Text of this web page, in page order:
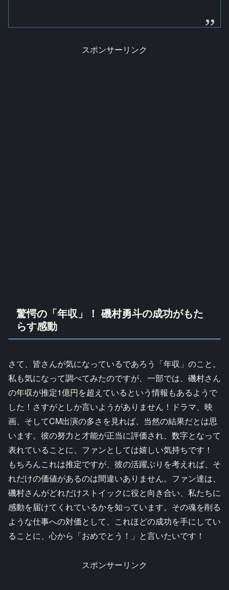
スポンサーリンク
驚愕の「年収」！ 磯村勇斗の成功がもた
らす感動
さて、皆さんが気になっているであろう「年収」のこと。
私も気になって調べてみたのですが、一部では、磯村さん
の年収が推定1億円を超えているという情報もあるようで
した！さすがとしか言いようがありません！ドラマ、映
画、そしてCM出演の多さを見れば、当然の結果だとは思
います。彼の努力と才能が正当に評価され、数字となって
表れていることに、ファンとしては嬉しい気持ちです！
もちろんこれは推定ですが、彼の活躍ぶりを考えれば、そ
れだけの価値があるのは間違いありません。ファン達は、
磯村さんがどれだけストイックに役と向き合い、私たちに
感動を届けてくれているかを知っています。その魂を削る
ような仕事への対価として、これほどの成功を手にしてい
ることに、心から「おめでとう！」と言いたいです！
スポンサーリンク